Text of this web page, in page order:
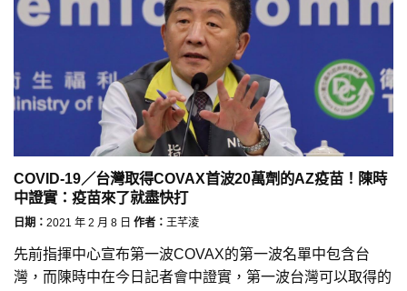
COVID-19／台灣取得COVAX首波20萬劑的AZ疫苗！陳時
中證實：疫苗來了就盡快打
日期： 2021 年 2 月 8 日 作者： 王芊淩
先前指揮中心宣布第一波COVAX的第一波名單中包含台
灣，而陳時中在今日記者會中證實，第一波台灣可以取得的